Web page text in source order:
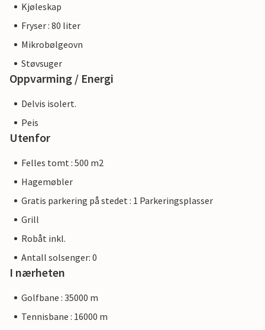
Kjøleskap
Fryser : 80 liter
Mikrobølgeovn
Støvsuger
Oppvarming / Energi
Delvis isolert.
Peis
Utenfor
Felles tomt : 500 m2
Hagemøbler
Gratis parkering på stedet : 1 Parkeringsplasser
Grill
Robåt inkl.
Antall solsenger: 0
I nærheten
Golfbane : 35000 m
Tennisbane : 16000 m